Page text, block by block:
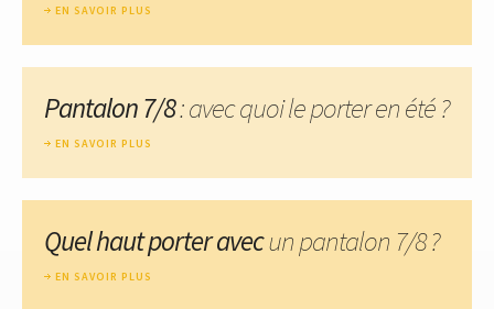
EN SAVOIR PLUS
Pantalon 7/8: avec quoi le porter en été ?
EN SAVOIR PLUS
Quel haut porter avecun pantalon 7/8 ?
EN SAVOIR PLUS